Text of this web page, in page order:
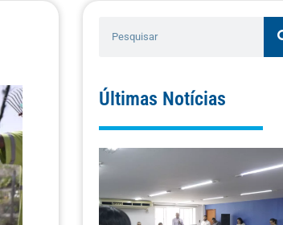
Últimas Notícias